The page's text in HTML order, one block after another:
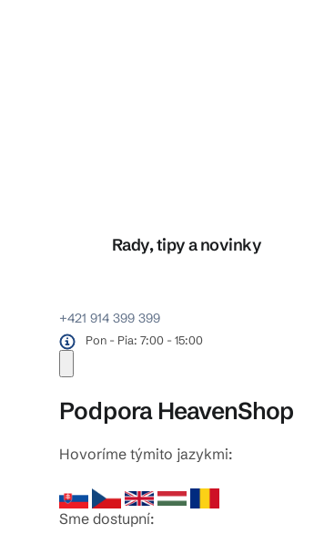
Rady, tipy a novinky
+421 914 399 399
Pon - Pia: 7:00 - 15:00
Podpora HeavenShop
Hovoríme týmito jazykmi:
Sme dostupní: